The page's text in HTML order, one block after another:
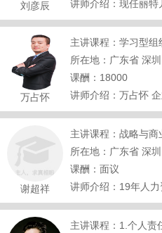
刘彦辰
讲师介绍：现任丽特
万占怀
主讲课程：学习型组
所在地：广东省 深圳
课酬：18000
讲师介绍：万占怀 企
谢超祥
主讲课程：战略与商
所在地：广东省 深圳
课酬：面议
讲师介绍：19年人力
主讲课程：1.个人责